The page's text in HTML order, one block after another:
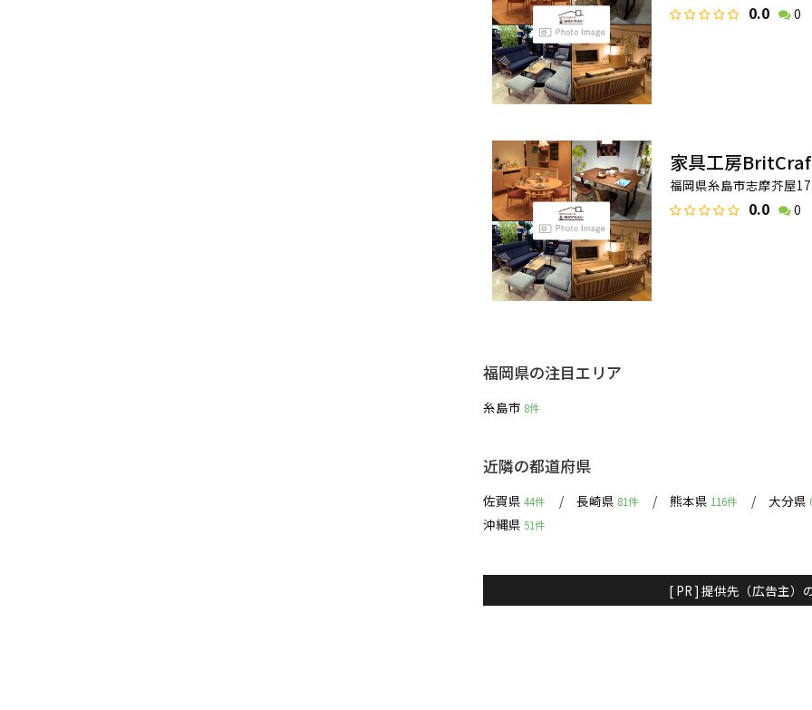
0.0 0
家具工房
福岡県糸島市志摩芥屋
0.0 0
福岡県の注目エリア
糸島市 8件
近隣の都道府県
佐賀県 44件 長崎県 81件 熊本県 116件 大分県
沖縄県 51件
[ PR ] 提供先（広告主）